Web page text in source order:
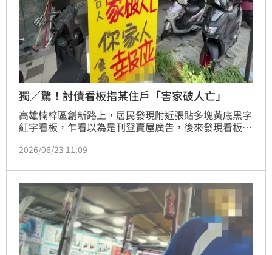
獨／驚！討債看板指某住戶「害家破人亡」
高雄楠梓區創新路上，居民發現附近張貼多塊黃底黑字
紅字看板，乍看以為是刊登賣屋廣告，後來發現看板上
醒目字句，還指名是特定樓層住戶，房仲表示，張貼欠
會受影響。
2026/06/23 11:09